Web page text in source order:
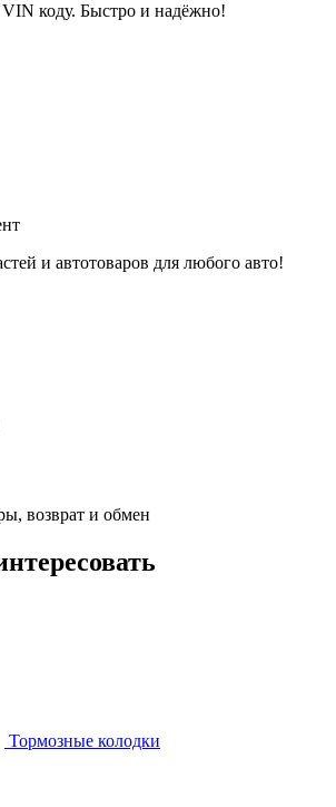
коду. Быстро и надёжно!
и автотоваров для любого авто!
возврат и обмен
Тормозные колодки